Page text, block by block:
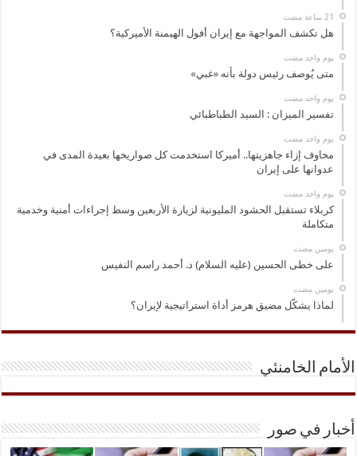
هل تكشف المواجهة مع إيران أفول الهيمنة الأميركية؟
‏يوم واحد مضت
متى يُوصف رئيس دولة بأنه «غبي»
‏يوم واحد مضت
تفسير الميزان : السيد الطباطبائي
‏يوم واحد مضت
مخاوف إزاء جاهزيتها.. أميركا استخدمت كل صواريخها بعيدة المدى في
عدوانها على إيران
‏يوم واحد مضت
كربلاء تستقبل الحشود المليونية لزيارة الأربعين وسط إجراءات أمنية وخدمية
متكاملة
‏يومين مضت
على خطى الحسين (عليه السلام) د. أحمد راسم النفيس
‏يومين مضت
لماذا يشكّل مضيق هرمز أداة استراتيجية لإيران؟
الأمام الخامنئي
أخبار في صور